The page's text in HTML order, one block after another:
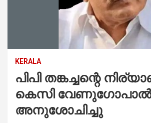
KERALA
പിപി തങ്കച്ചന്റെ
കെസി വേണുഗോപാല്‍
അനുശോചിച്ചു